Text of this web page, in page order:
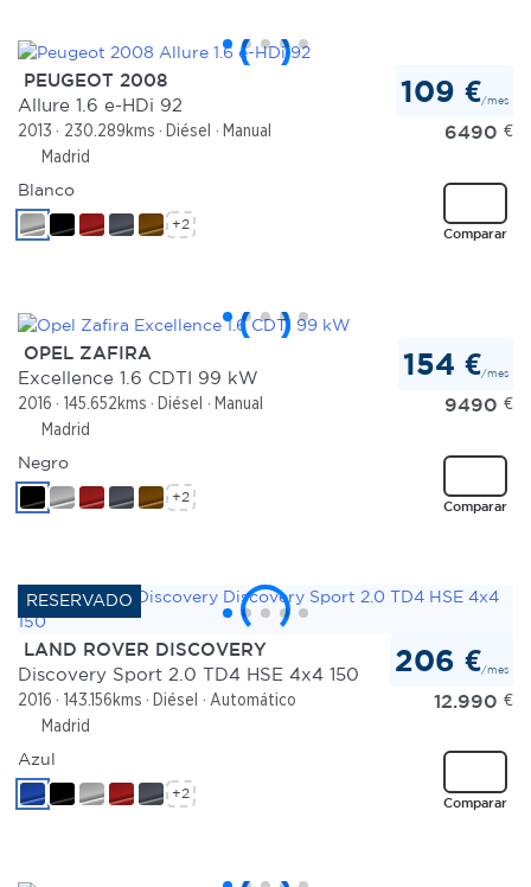
PEUGEOT 2008
Allure 1.6 e-HDi 92
2013 230.289kms Diésel
Manual
Madrid
109 €/mes
6490 €
Comparar
Blanco
+2
OPEL ZAFIRA
Excellence 1.6 CDTI 99 kW
2016 145.652kms Diésel
Manual
Madrid
154 €/mes
9490 €
Comparar
Negro
+2
LAND ROVER DISCOVERY
Discovery Sport 2.0 TD4 HSE 4x4 150
2016 143.156kms Diésel
Automático
Madrid
206 €/mes
12.990 €
Comparar
Azul
+2